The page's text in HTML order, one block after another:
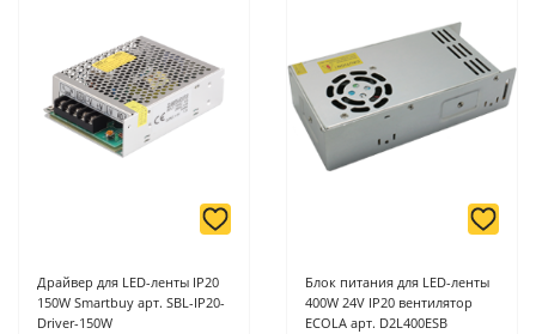
Драйвер для LED-ленты IP20
150W Smartbuy арт. SBL-IP20-
Driver-150W
Блок питания для LED-ленты
400W 24V IP20 вентилятор
ECOLA арт. D2L400ESB